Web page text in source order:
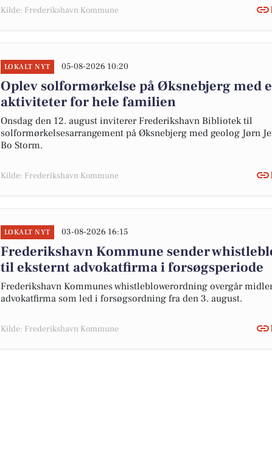
Kilde: Frederikshavn Kommune
LOKALT NYT 05-08-2026 10:20
Oplev solformørkelse på Øksnebjerg med
aktiviteter for hele familien
Onsdag den 12. august inviterer Frederikshavn Bibliotek til
solformørkelsesarrangement på Øksnebjerg med geolog Jørn
Bo Storm.
Kilde: Frederikshavn Kommune
LOKALT NYT 03-08-2026 16:15
Frederikshavn Kommune sender
til eksternt advokatfirma i forsøgsperiode
Frederikshavn Kommunes whistleblowerordning overgår
advokatfirma som led i forsøgsordning fra den 3. august.
Kilde: Frederikshavn Kommune